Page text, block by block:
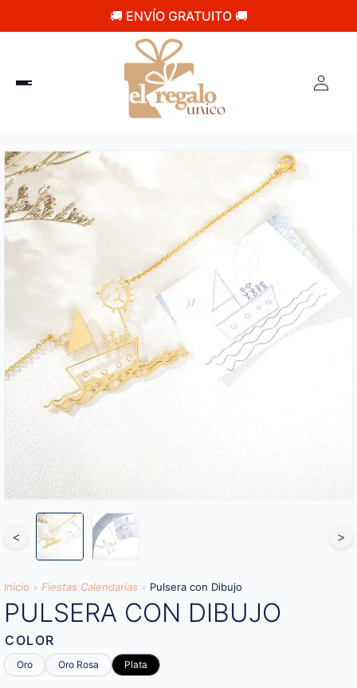
🚚 ENVÍO GRATUITO 🚚
< >
Inicio » Fiestas Calendarias » Pulsera con Dibujo
PULSERA CON DIBUJO
COLOR
Oro Oro Rosa Plata